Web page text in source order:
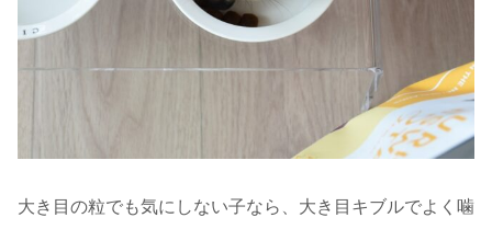
大き目の粒でも気にしない子なら、大き目キブルでよく噛